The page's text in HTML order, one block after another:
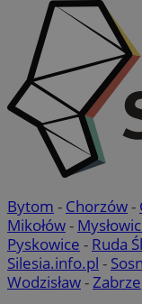
Bytom - Chorzów-
Mikołów-
Pyskowice - Ruda
Silesia.info.pl -
Wodzisław-Zabrze